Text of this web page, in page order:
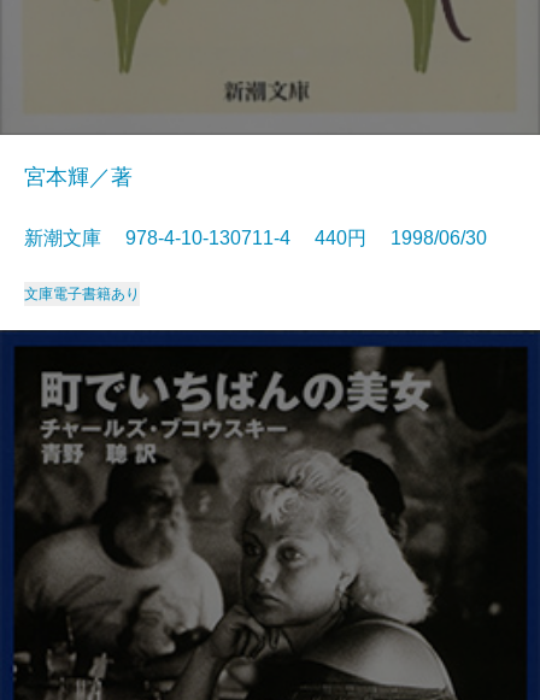
宮本輝／著
新潮文庫 978-4-10-130711-4 440円 1998/06/30
文庫電子書籍あり